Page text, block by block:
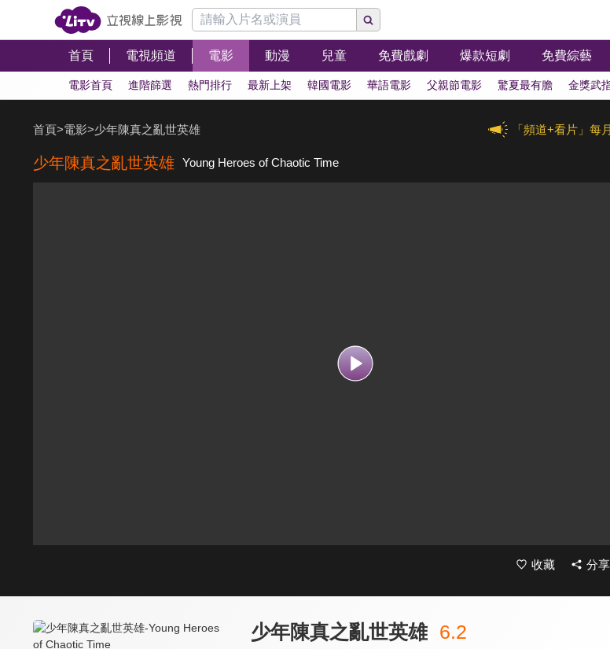
首頁 電視頻道 電影 動漫 兒童 免費戲劇 爆款短劇 免費綜藝
電影首頁 進階篩選 熱門排行 最新上架 韓國電影 華語電影 父親節電影 驚夏最有膽 金獎武
「頻道+看片」每
首頁>電影>少年陳真之亂世英雄
少年陳真之亂世英雄 Young Heroes of Chaotic Time
收藏 分享
少年陳真之亂世英雄 6.2